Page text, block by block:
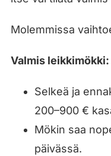
Molemmissa
Valmis leikkimökki:
Selkeä ja
200–900 €
Mökin saa
päivässä.